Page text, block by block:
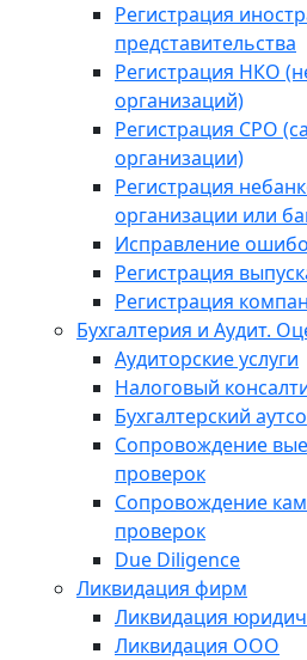
Регистрация
представительства
Регистрация НКО
организаций)
Регистрация СРО
организации)
Регистрация
организации или
Исправление
Регистрация
Регистрация
Бухгалтерия и Аудит.
Аудиторские услуги
Налоговый
Бухгалтерский
Сопровождение
проверок
Сопровождение
проверок
Due Diligence
Ликвидация фирм
Ликвидация
Ликвидация ООО